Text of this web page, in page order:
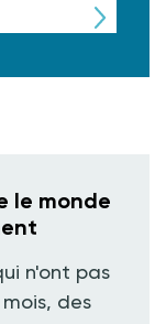
le monde
n'ont pas
des